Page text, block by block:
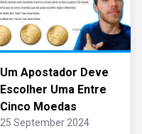
Um Apostador Deve
Escolher Uma Entre
Cinco Moedas
25 September 2024